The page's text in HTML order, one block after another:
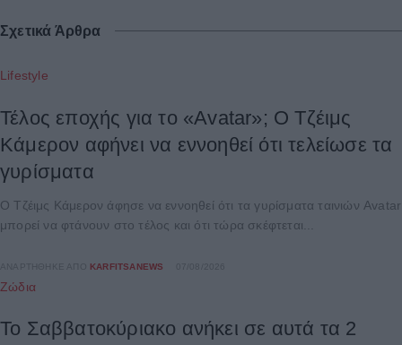
Σχετικά Άρθρα
Lifestyle
Τέλος εποχής για το «Avatar»; Ο Τζέιμς
Κάμερον αφήνει να εννοηθεί ότι τελείωσε τα
γυρίσματα
Ο Τζέιμς Κάμερον άφησε να εννοηθεί ότι τα γυρίσματα ταινιών Avatar
μπορεί να φτάνουν στο τέλος και ότι τώρα σκέφτεται...
ΑΝΑΡΤΉΘΗΚΕ ΑΠΌ KARFITSANEWS
Ζώδια
Το Σαββατοκύριακο ανήκει σε αυτά τα 2